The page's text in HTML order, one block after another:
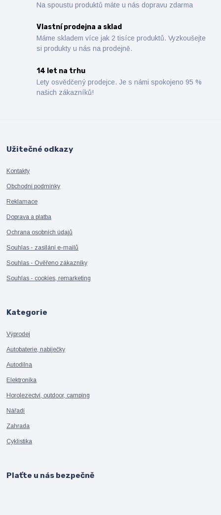
Na spoustu produktů máte u nás dopravu zdarma
Vlastní prodejna a sklad
Máme skladem více jak 2 tisíce produktů. Vyzkoušejte
si produkty u nás na prodejně.
14 let na trhu
Lety osvědčený prodejce. Je s námi spokojeno 95 %
našich zákazníků!
Užitečné odkazy
Kontakty
Obchodní podmínky
Reklamace
Doprava a platba
Ochrana osobních údajů
Souhlas - zasílání e-mailů
Souhlas - Ověřeno zákazníky
Souhlas - cookies, remarketing
Kategorie
Výprodej
Autobaterie, nabíječky
Autodílna
Elektronika
Horolezectví, outdoor, camping
Nářadí
Zahrada
Cyklistika
Plaťte u nás bezpečně